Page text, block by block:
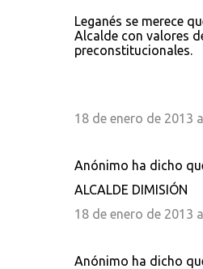
Leganés se merece
Alcalde con valores
preconstitucionales.
18 de enero de 2013
Anónimo ha dicho
ALCALDE DIMISIÓN
18 de enero de 2013
Anónimo ha dicho